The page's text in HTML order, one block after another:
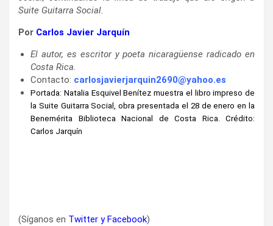
Suite Guitarra Social.
Por Carlos Javier Jarquín
El autor, es escritor y poeta nicaragüense radicado en
Costa Rica.
Contacto: carlosjavierjarquin2690@yahoo.es
Portada: Natalia Esquivel Benítez muestra el libro impreso de
la Suite Guitarra Social, obra presentada el 28 de enero en la
Benemérita Biblioteca Nacional de Costa Rica. Crédito:
Carlos Jarquín
(Síganos en Twitter yFacebook)